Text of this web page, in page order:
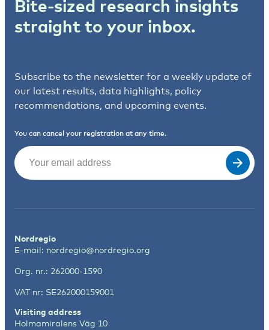
Bite-sized research insights
straight to your inbox.
Subscribe to the newsletter for a weekly update of
our latest results, data highlights, policy
recommendations, and upcoming events.
You can cancel your registration at any time.
Email
Nordregio
E-mail: nordregio@nordregio.org
Org. nr.: 262000-1590
VAT nr: SE262000159001
Visiting address
Holmamiralens Väg 10